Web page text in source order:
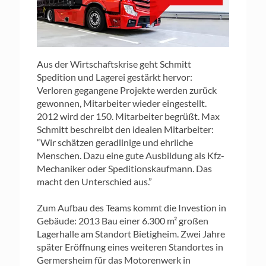
Aus der Wirtschaftskrise geht Schmitt
Spedition und Lagerei gestärkt hervor:
Verloren gegangene Projekte werden zurück
gewonnen, Mitarbeiter wieder eingestellt.
2012 wird der 150. Mitarbeiter begrüßt. Max
Schmitt beschreibt den idealen Mitarbeiter:
“Wir schätzen geradlinige und ehrliche
Menschen. Dazu eine gute Ausbildung als Kfz-
Mechaniker oder Speditionskaufmann. Das
macht den Unterschied aus.”
Zum Aufbau des Teams kommt die Investion in
Gebäude: 2013 Bau einer 6.300 m² großen
Lagerhalle am Standort Bietigheim. Zwei Jahre
später Eröffnung eines weiteren Standortes in
Germersheim für das Motorenwerk in